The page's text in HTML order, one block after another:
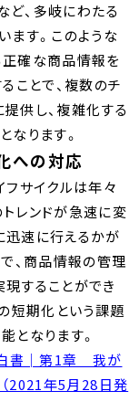
ど、多岐にわたる
ます。このような
確な商品情報を
ことで、複数のチ
供し、複雑化する
なります。
への対応
フサイクルは年々
レンドが急速に変
速に行えるかが
、商品情報の管理
することができ
短期化という課題
となります。
白書│第1章 我が
2021年5月28日発